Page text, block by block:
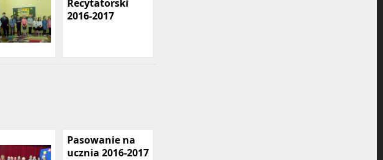
Recytatorski
2016-2017
Pasowanie na
ucznia 2016-2017